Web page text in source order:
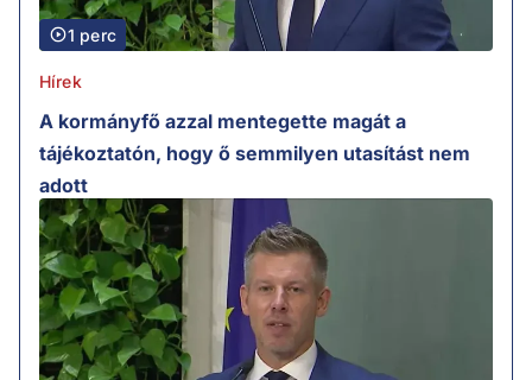
1 perc
Hírek
A kormányfő azzal mentegette magát a
tájékoztatón, hogy ő semmilyen utasítást nem
adott